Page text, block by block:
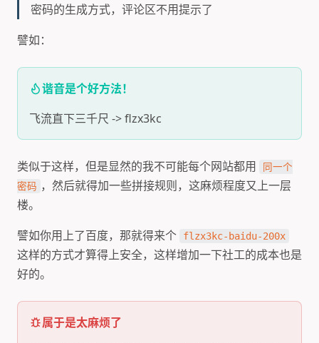
密码的生成方式，评论区不用提示了
譬如：
谐音是个好方法！
飞流直下三千尺 -> flzx3kc
类似于这样，但是显然的我不可能每个网站都用
同一个
密码 ，然后就得加一些拼接规则，这麻烦程度又上一层
楼。
譬如你用上了百度，那就得来个
flzx3kc-baidu-200x
这样的方式才算得上安全，这样增加一下社工的成本也是
好的。
属于是太麻烦了